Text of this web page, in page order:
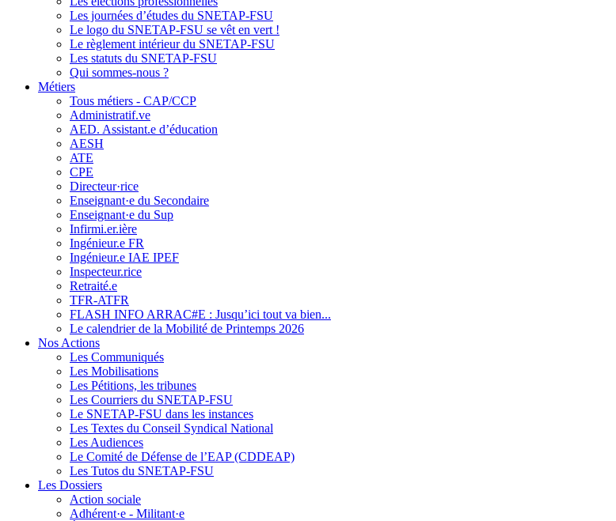
Les journées d’études du SNETAP-FSU
Le logo du SNETAP-FSU se vêt en vert !
Le règlement intérieur du SNETAP-FSU
Les statuts du SNETAP-FSU
Qui sommes-nous ?
Métiers
Tous métiers - CAP/CCP
Administratif.ve
AED. Assistant.e d’éducation
AESH
ATE
CPE
Directeur·rice
Enseignant·e du Secondaire
Enseignant·e du Sup
Infirmi.er.ière
Ingénieur.e FR
Ingénieur.e IAE IPEF
Inspecteur.rice
Retraité.e
TFR-ATFR
FLASH INFO ARRAC#E : Jusqu’ici tout va bien...
Le calendrier de la Mobilité de Printemps 2026
Nos Actions
Les Communiqués
Les Mobilisations
Les Pétitions, les tribunes
Les Courriers du SNETAP-FSU
Le SNETAP-FSU dans les instances
Les Textes du Conseil Syndical National
Les Audiences
Le Comité de Défense de l’EAP (CDDEAP)
Les Tutos du SNETAP-FSU
Les Dossiers
Action sociale
Adhérent·e - Militant·e